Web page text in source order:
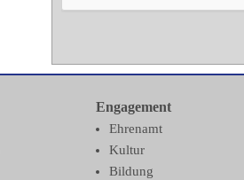
Engagement
Ehrenamt
Kultur
Bildung